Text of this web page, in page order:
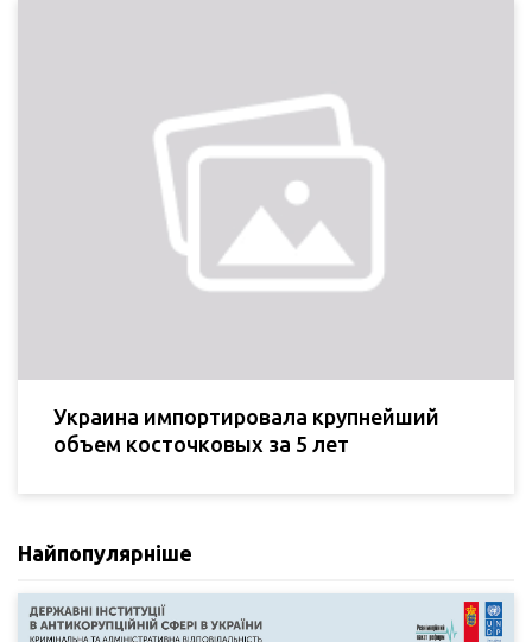
Украина импортировала крупнейший
объем косточковых за 5 лет
Найпопулярніше